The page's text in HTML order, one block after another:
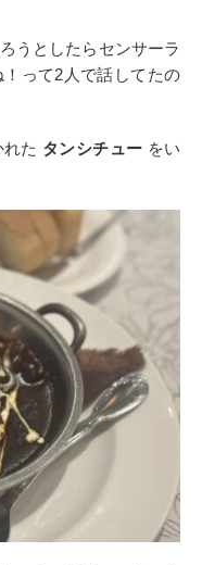
うとしたらセンサーラ
って2人で話してたの
た タンシチュー をい